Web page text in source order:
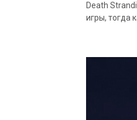
Death
игры, тогда